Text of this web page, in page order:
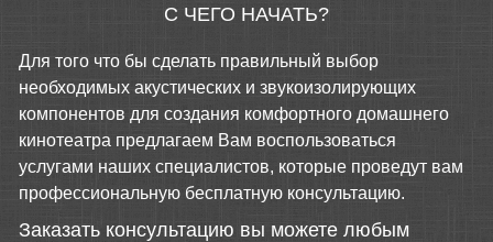
С ЧЕГО НАЧАТЬ?
Для того что бы сделать правильный выбор
необходимых акустических и звукоизолирующих
компонентов для создания комфортного домашнего
кинотеатра предлагаем Вам воспользоваться
услугами наших специалистов, которые проведут вам
профессиональную бесплатную консультацию.
Заказать консультацию вы можете любым